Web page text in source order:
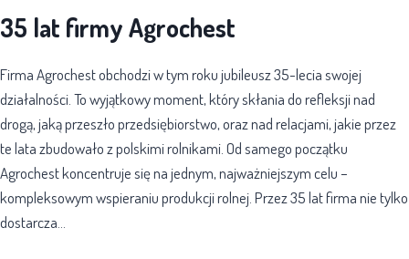
35 lat firmy Agrochest
Firma Agrochest obchodzi w tym roku jubileusz 35-lecia swojej
działalności. To wyjątkowy moment, który skłania do refleksji nad
drogą, jaką przeszło przedsiębiorstwo, oraz nad relacjami, jakie przez
te lata zbudowało z polskimi rolnikami. Od samego początku
Agrochest koncentruje się na jednym, najważniejszym celu –
kompleksowym wspieraniu produkcji rolnej. Przez 35 lat firma nie tylko
dostarcza…